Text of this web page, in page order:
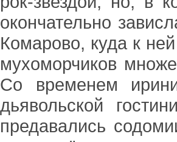
окончательно
Комарово, куда к
мухоморчиков
Со временем
дьявольской
предавались